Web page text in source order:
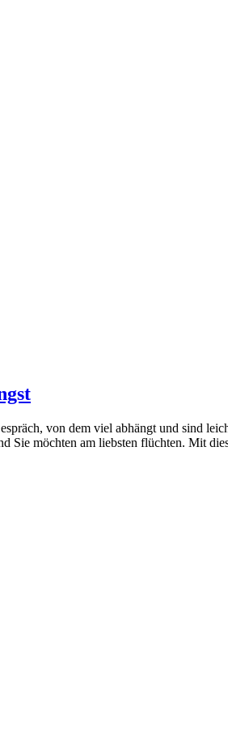
von dem viel abhängt und sind
Sie möchten am liebsten flüchten. Mit